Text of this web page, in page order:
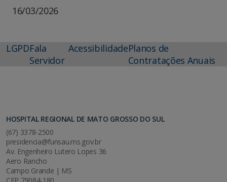
16/03/2026
LGPDFala
Servidor
AcessibilidadePlanos de
Contratações Anuais
HOSPITAL REGIONAL DE MATO GROSSO DO SUL
(67) 3378-2500
presidencia@funsau.ms.gov.br
Av. Engenheiro Lutero Lopes 36
Aero Rancho
Campo Grande | MS